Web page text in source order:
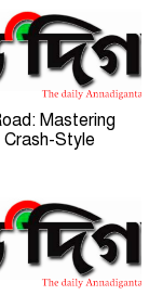
Mastering
Style